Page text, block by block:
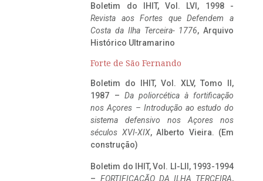
Boletim do IHIT, Vol. LVI, 1998 -
Revista aos Fortes que Defendem a
Costa da Ilha Terceira- 1776, Arquivo
Histórico Ultramarino
Forte de São Fernando
Boletim do IHIT, Vol. XLV, Tomo II,
1987 – Da poliorcética à fortificação
nos Açores – Introdução ao estudo do
sistema defensivo nos Açores nos
séculos XVI-XIX, Alberto Vieira. (Em
construção)
Boletim do IHIT, Vol. LI-LII, 1993-1994
– FORTIFICAÇÃO DA ILHA TERCEIRA,